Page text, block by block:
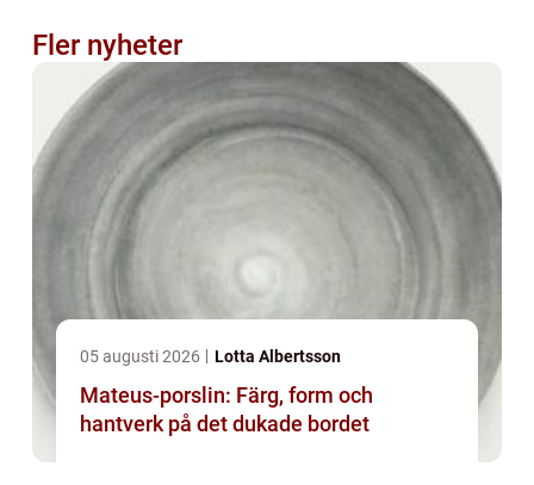
Fler nyheter
05 augusti 2026 Lotta Albertsson
Mateus-porslin: Färg, form och
hantverk på det dukade bordet